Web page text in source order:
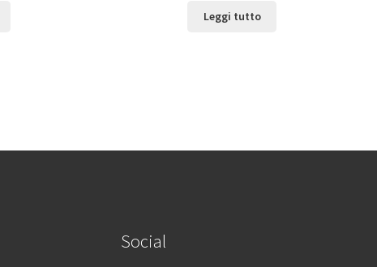
Leggi tutto
Social